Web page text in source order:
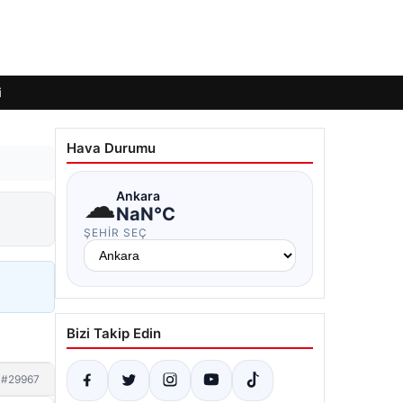
#29967
Hava Durumu
☁Ankara
NaN°C
ŞEHIR SEÇ
Bizi Takip Edin